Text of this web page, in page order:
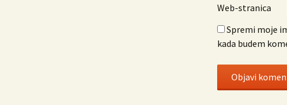
Web-stranica
Spremi moje
kada budem